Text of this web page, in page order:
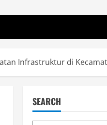
Infrastruktur di
SEARCH